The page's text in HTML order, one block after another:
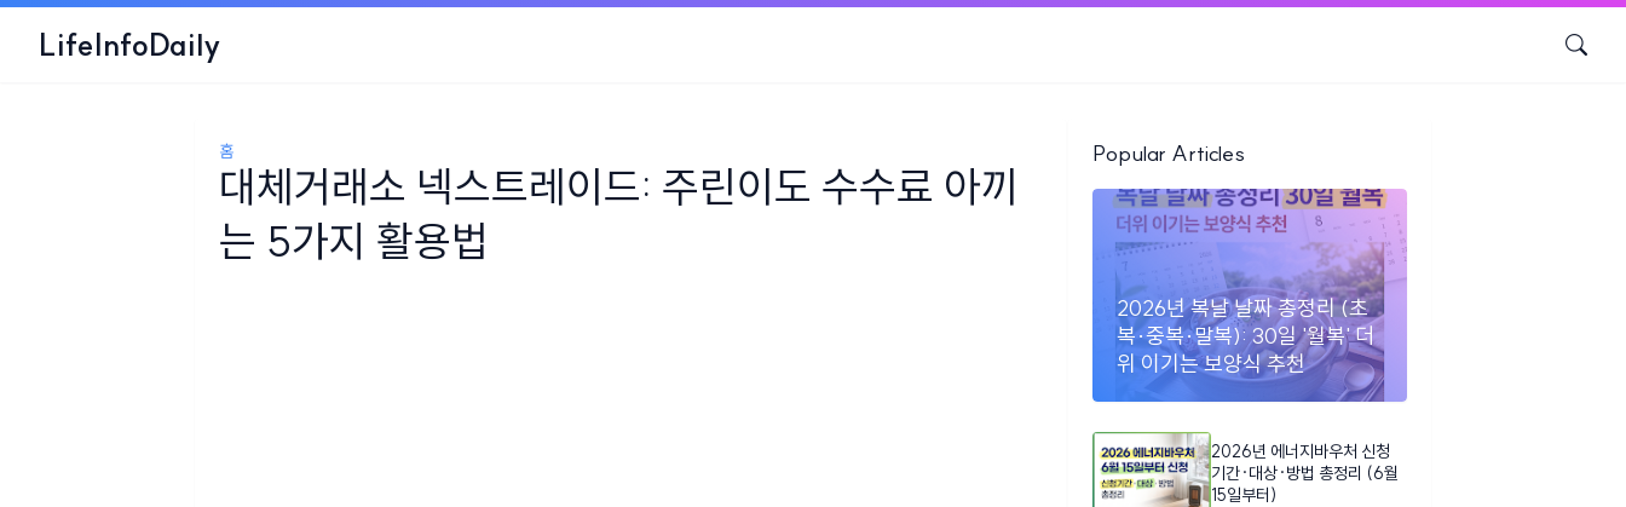
LifeInfoDaily
홈
대체거래소 넥스트레이드: 주린이도 수수료 아끼
는 5가지 활용법
Popular Articles
2026년 복날 날짜 총정리 (초
복·중복·말복): 30일 '월복' 더
위 이기는 보양식 추천
2026년 에너지바우처 신청
기간·대상·방법 총정리 (6월
15일부터)